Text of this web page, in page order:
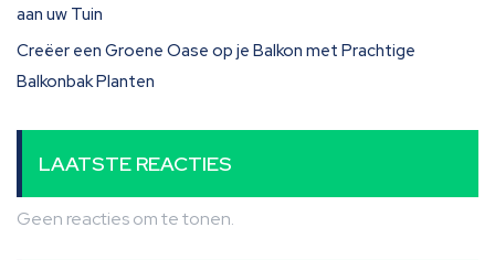
aan uw Tuin
Creëer een Groene Oase op je Balkon met Prachtige
Balkonbak Planten
LAATSTE REACTIES
Geen reacties om te tonen.